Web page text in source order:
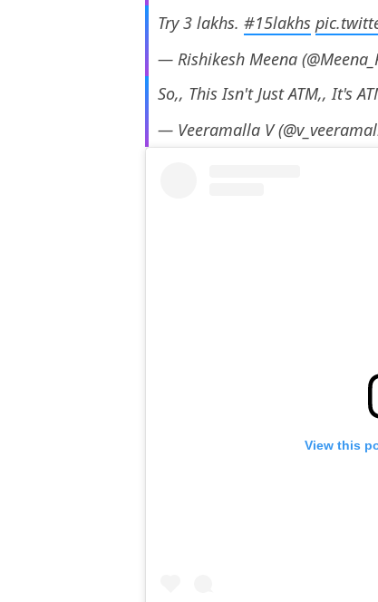
Try 3 lakhs. #15lakhs
— Rishikesh Meena
So,, This Isn't Just ATM,, It's
— Veeramalla V
View this